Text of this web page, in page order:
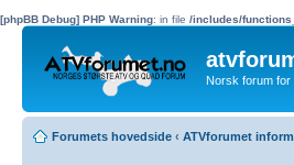
[phpBB Debug] PHP Warning: in file /includes/
Norsk forum for
Forumets hovedside ‹ ATVforumet